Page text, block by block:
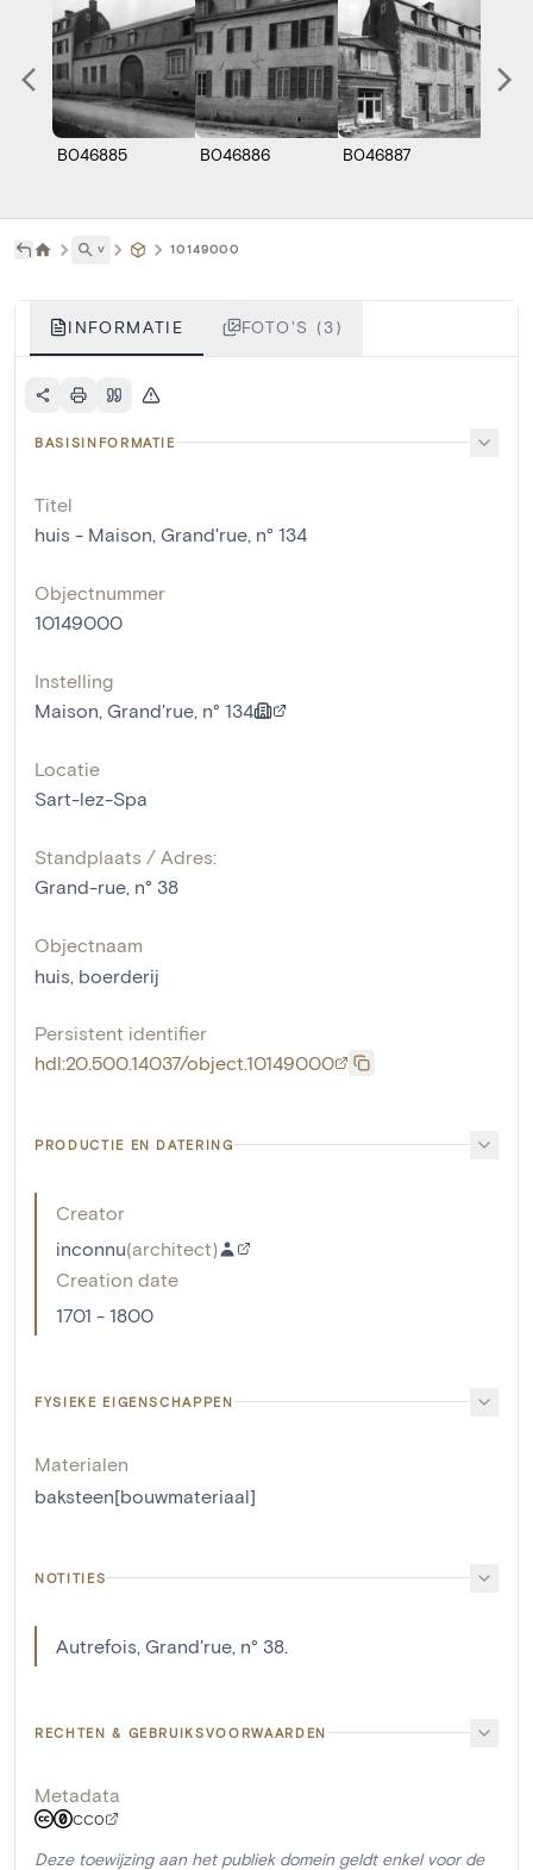
B046885 B046886 B046887
˅ 10149000
INFORMATIE FOTO'S (3)
BASISINFORMATIE
Titel
huis - Maison, Grand'rue, n° 134
Objectnummer
10149000
Instelling
Maison, Grand'rue, n° 134
Locatie
Sart-lez-Spa
Standplaats / Adres:
Grand-rue, n° 38
Objectnaam
huis boerderij
Persistent identifier
hdl:20.500.14037/object.10149000
PRODUCTIE EN DATERING
Creator
inconnu(architect)
Creation date
1701 - 1800
FYSIEKE EIGENSCHAPPEN
Materialen
baksteen[bouwmateriaal]
NOTITIES
Autrefois, Grand'rue, n° 38.
RECHTEN & GEBRUIKSVOORWAARDEN
Metadata
CC0
Deze toewijzing aan het publiek domein geldt enkel voor de